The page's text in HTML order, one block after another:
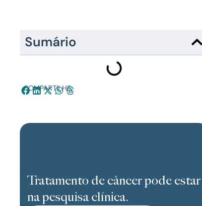
Sumário
COMPARTILHE:
Tratamento de câncer pode estar
na pesquisa clínica.